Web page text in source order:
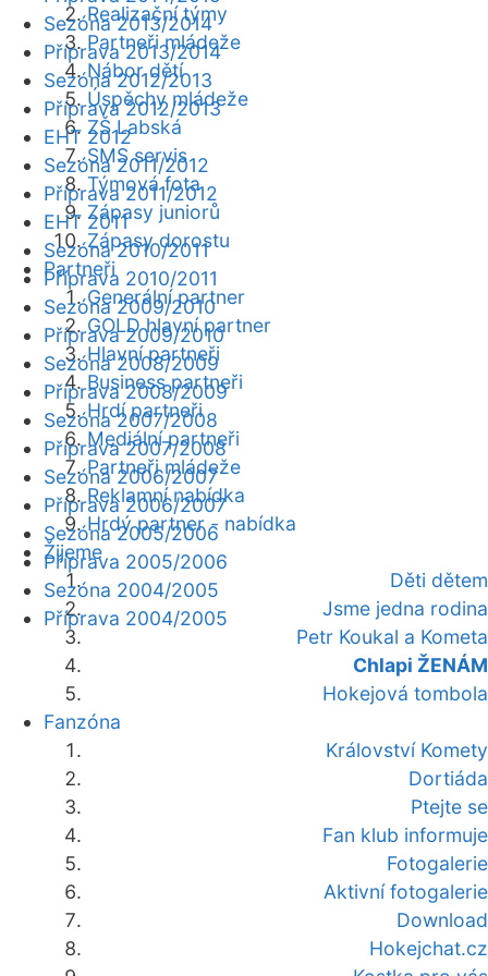
Realizační týmy
Partneři mládeže
Nábor dětí
Úspěchy mládeže
ZŠ Labská
SMS servis
Týmová fota
Zápasy juniorů
Zápasy dorostu
Partneři
Generální partner
GOLD hlavní partner
Hlavní partneři
Business partneři
Hrdí partneři
Mediální partneři
Partneři mládeže
Reklamní nabídka
Hrdý partner - nabídka
Žijeme
Děti dětem
Jsme jedna rodina
Petr Koukal a Kometa
Chlapi ŽENÁM
Hokejová tombola
Fanzóna
Království Komety
Dortiáda
Ptejte se
Fan klub informuje
Fotogalerie
Aktivní fotogalerie
Download
Hokejchat.cz
Sezóna 2013/2014
Příprava 2013/2014
Sezóna 2012/2013
Příprava 2012/2013
EHT 2012
Sezóna 2011/2012
Příprava 2011/2012
EHT 2011
Sezóna 2010/2011
Příprava 2010/2011
Sezóna 2009/2010
Příprava 2009/2010
Sezóna 2008/2009
Příprava 2008/2009
Sezóna 2007/2008
Příprava 2007/2008
Sezóna 2006/2007
Příprava 2006/2007
Sezóna 2005/2006
Příprava 2005/2006
Sezóna 2004/2005
Příprava 2004/2005